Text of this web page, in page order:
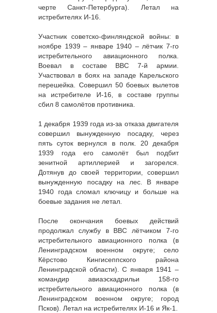
черте Санкт-Петербурга). Летал на
истребителях И-16.
Участник советско-финляндской войны: в
ноябре 1939 – январе 1940 – лётчик 7-го
истребительного авиационного полка.
Воевал в составе ВВС 7-й армии.
Участвовал в боях на западе Карельского
перешейка. Совершил 50 боевых вылетов
на истребителе И-16, в составе группы
сбил 8 самолётов противника.
1 декабря 1939 года из-за отказа двигателя
совершил вынужденную посадку, через
пять суток вернулся в полк. 20 декабря
1939 года его самолёт был подбит
зенитной артиллерией и загорелся.
Дотянув до своей территории, совершил
вынужденную посадку на лес. В январе
1940 года сломал ключицу и больше на
боевые задания не летал.
После окончания боевых действий
продолжал службу в ВВС лётчиком 7-го
истребительного авиационного полка (в
Ленинградском военном округе; село
Кёрстово Кингисеппского района
Ленинградской области). С января 1941 –
командир авиаэскадрильи 158-го
истребительного авиационного полка (в
Ленинградском военном округе; город
Псков). Летал на истребителях И-16 и Як-1.